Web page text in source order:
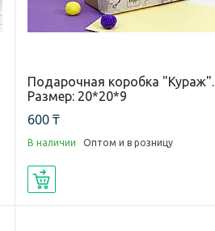
Подарочная коробка "Кураж".
Размер: 20*20*9
600 ₸
В наличии Оптом и в розницу